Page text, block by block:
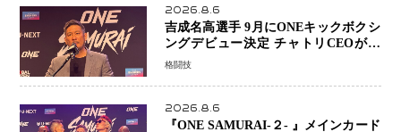
2026.8.6
吉成名高選手 9月にONEキックボクシ
ングデビュー決定 チャトリCEOがサ
プライズ発表 2カ月連続参戦へ
格闘技
2026.8.6
『ONE SAMURAI-２- 』メインカード